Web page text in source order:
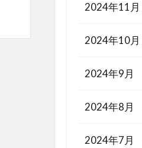
2024年11月
2024年10月
2024年9月
2024年8月
2024年7月